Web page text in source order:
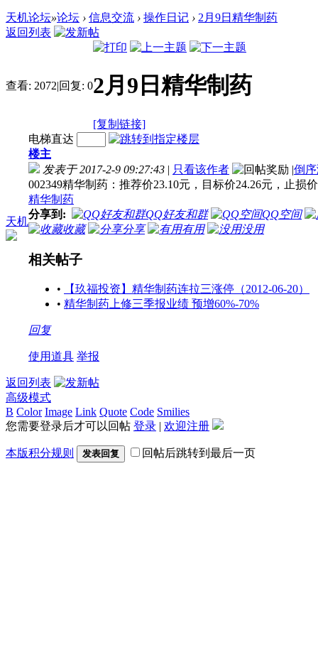
天机论坛»论坛 › 信息交流 › 操作日记 › 2月9日精华制药
返回列表
查看: 2072|回复: 02月9日精华制药
[复制链接]
天机
电梯直达
楼主
发表于 2017-2-9 09:27:43 | 只看该作者 |倒
002349精华制药：推荐价23.10元，目标价24.26元，止损
精华制药
分享到:
QQ好友和群
QQ空间
收藏
分享 有用 没用
相关帖子
•
【玖福投资】精华制药连拉三涨停（2012-06-20）
• 精华制药上修三季报业绩 预增60%-70%
回复
使用道具 举报
返回列表
高级模式
B Color Image Link Quote Code Smilies
您需要登录后才可以回帖 登录 | 欢迎注册
本版积分规则 发表回复 回帖后跳转到最后一页